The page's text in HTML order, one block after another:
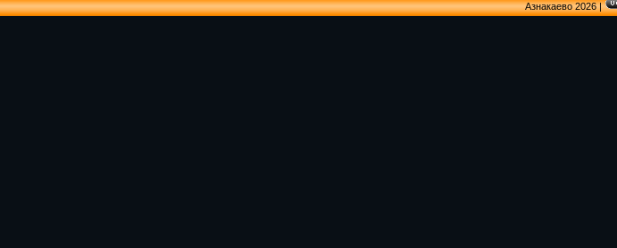
Азнакаево 2026|